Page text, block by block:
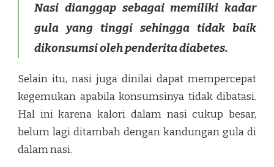
Nasi dianggap sebagai memiliki kadar
gula yang tinggi sehingga tidak baik
dikonsumsi oleh penderita diabetes.
Selain itu, nasi juga dinilai dapat mempercepat
kegemukan apabila konsumsinya tidak dibatasi.
Hal ini karena kalori dalam nasi cukup besar,
belum lagi ditambah dengan kandungan gula di
dalam nasi.